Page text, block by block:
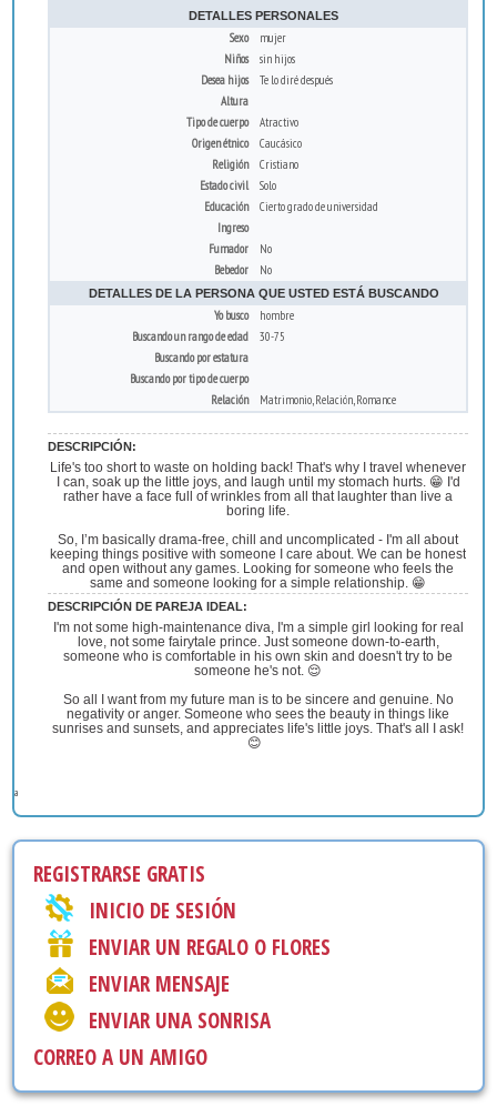
DETALLES PERSONALES
Sexo
mujer
Niños
sin hijos
Desea hijos
Te lo diré después
Altura
Tipo de cuerpo
Atractivo
Origen étnico
Caucásico
Religión
Cristiano
Estado civil
Solo
Educación
Cierto grado de universidad
Ingreso
Fumador
No
Bebedor
No
DETALLES DE LA PERSONA QUE USTED ESTÁ BUSCANDO
Yo busco
hombre
Buscando un rango de edad
30-75
Buscando por estatura
Buscando por tipo de cuerpo
Relación
Matrimonio, Relación, Romance
DESCRIPCIÓN:
Life's too short to waste on holding back! That's why I travel whenever
I can, soak up the little joys, and laugh until my stomach hurts. 😁 I'd
rather have a face full of wrinkles from all that laughter than live a
boring life.
So, I’m basically drama-free, chill and uncomplicated - I'm all about
keeping things positive with someone I care about. We can be honest
and open without any games. Looking for someone who feels the
same and someone looking for a simple relationship. 😁
DESCRIPCIÓN DE PAREJA IDEAL:
I'm not some high-maintenance diva, I'm a simple girl looking for real
love, not some fairytale prince. Just someone down-to-earth,
someone who is comfortable in his own skin and doesn't try to be
someone he's not. 😌
So all I want from my future man is to be sincere and genuine. No
negativity or anger. Someone who sees the beauty in things like
sunrises and sunsets, and appreciates life's little joys. That's all I ask!
😊
а
REGISTRARSE GRATIS
INICIO DE SESIÓN
ENVIAR UN REGALO O FLORES
ENVIAR MENSAJE
ENVIAR UNA SONRISA
CORREO A UN AMIGO